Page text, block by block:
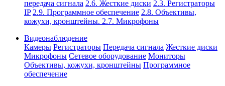
передача сигнала 2.6. Жесткие диски 2.3. Регистраторы
IP 2.9. Программное обеспечение 2.8. Объективы,
кожухи, кронштейны. 2.7. Микрофоны
Видеонаблюдение
Камеры Регистраторы Передача сигнала Жесткие диски
Микрофоны Сетевое оборудование Мониторы
Объективы, кожухи, кронштейны Программное
обеспечение